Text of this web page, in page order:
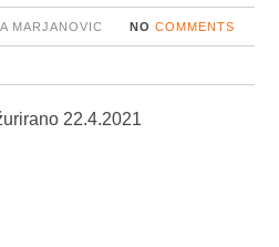
MARJANOVIC NO COMMENTS
22.4.2021